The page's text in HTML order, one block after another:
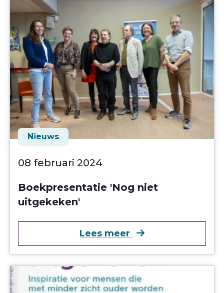
Boekpresentatie 'Nog niet
uitgekeken'
Nieuws
08 februari 2024
Lees meer over